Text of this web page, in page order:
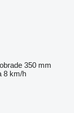
350 mm
8 km/h